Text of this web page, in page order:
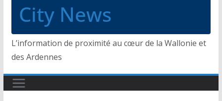
City News
L’information de proximité au cœur de la Wallonie et
des Ardennes